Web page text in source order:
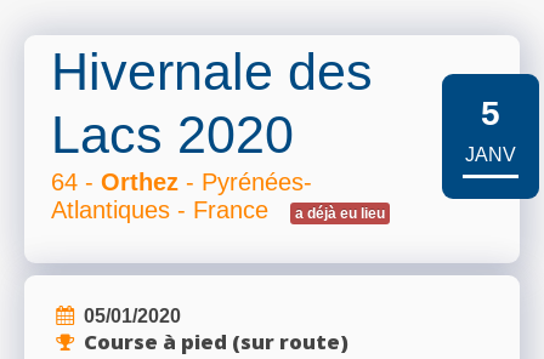
Hivernale des
Lacs 2020
64 - Orthez - Pyrénées-
Atlantiques - France
a déjà eu lieu
5
JANV
05/01/2020
Course à pied (sur route)